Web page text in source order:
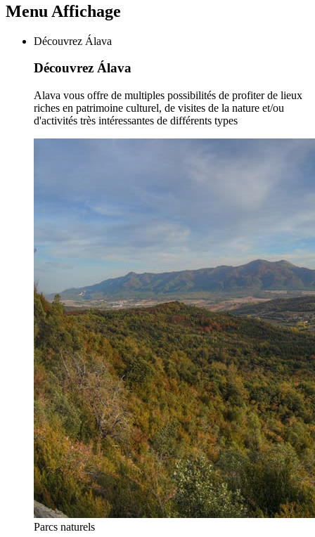
Menu Affichage
Découvrez Álava
Découvrez Álava
Alava vous offre de multiples possibilités de profiter de lieux
riches en patrimoine culturel, de visites de la nature et/ou
d'activités très intéressantes de différents types
Parcs naturels